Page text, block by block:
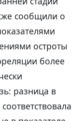
сообщили о
остроты
более
разница в